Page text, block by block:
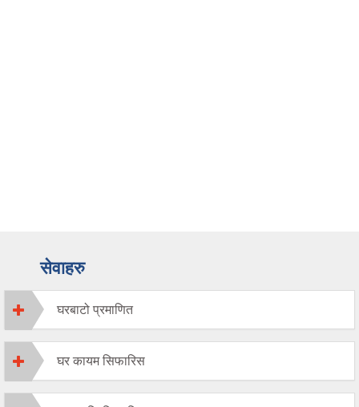
सेवाहरु
घरबाटो प्रमाणित
घर कायम सिफारिस